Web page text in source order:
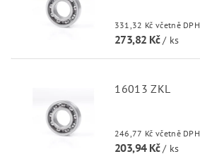
331,32 Kč včetně DPH
273,82 Kč/ ks
16013 ZKL
246,77 Kč včetně DPH
203,94 Kč/ ks